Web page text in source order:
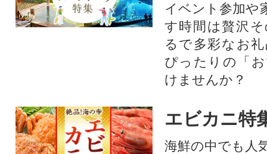
イベント参加や
す時間は贅沢
るで多彩なお
ぴったりの「
けませんか？
エビカニ特
海鮮の中でも人